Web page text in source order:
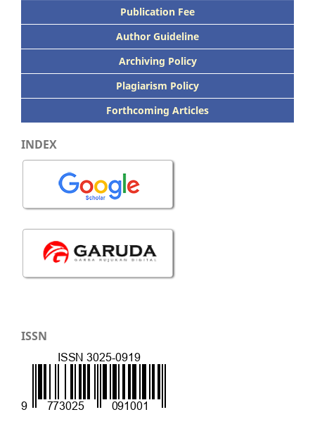
Publication Fee
Author Guideline
Archiving Policy
Plagiarism Policy
Forthcoming Articles
INDEX
ISSN